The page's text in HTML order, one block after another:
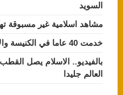
السويد
مشاهد اسلامية غير مسبوقة
خدمت 40 عاما في الكنيسة والان اعترف بهذا السر!
بالفيديو.. الاسلام يصل القطب
العالم جليدا